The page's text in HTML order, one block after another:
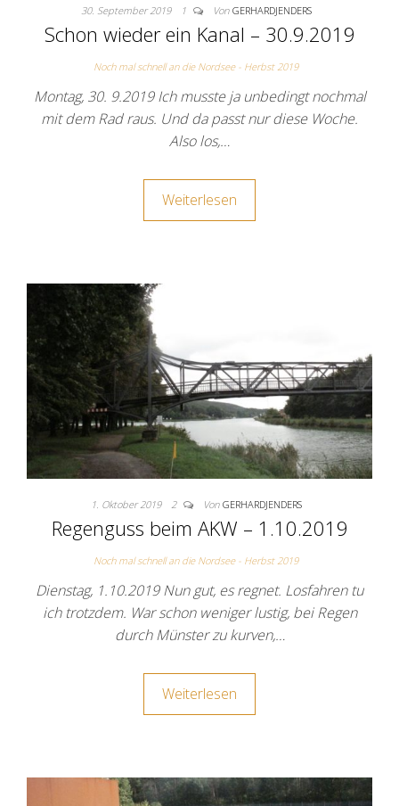
30. September 2019 1 Von GERHARDJENDERS
Schon wieder ein Kanal – 30.9.2019
Noch mal schnell an die Nordsee - Herbst 2019
Montag, 30. 9.2019 Ich musste ja unbedingt nochmal
mit dem Rad raus. Und da passt nur diese Woche.
Also los,…
Weiterlesen
1. Oktober 2019 2 Von GERHARDJENDERS
Regenguss beim AKW – 1.10.2019
Noch mal schnell an die Nordsee - Herbst 2019
Dienstag, 1.10.2019 Nun gut, es regnet. Losfahren tu
ich trotzdem. War schon weniger lustig, bei Regen
durch Münster zu kurven,…
Weiterlesen